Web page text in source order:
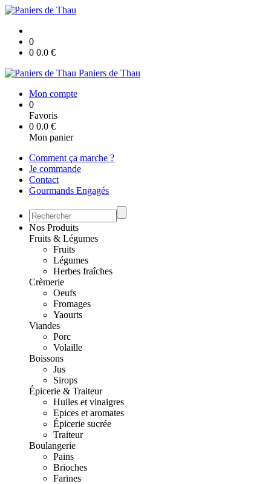
0
0 0.0 €
Paniers de Thau
Mon compte
0
Favoris
0 0.0 €
Mon panier
Comment ça marche ?
Je commande
Contact
Gourmands Engagés
Nos Produits
Fruits & Légumes
Fruits
Légumes
Herbes fraîches
Crèmerie
Oeufs
Fromages
Yaourts
Viandes
Porc
Volaille
Boissons
Jus
Sirops
Épicerie & Traiteur
Huiles et vinaigres
Epices et aromates
Épicerie sucrée
Traiteur
Boulangerie
Pains
Brioches
Farines